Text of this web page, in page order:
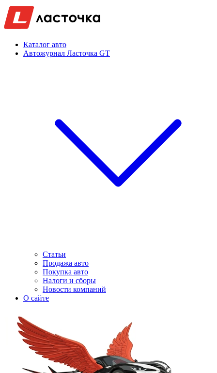
Каталог авто
Автожурнал Ласточка GT
Статьи
Продажа авто
Покупка авто
Налоги и сборы
Новости компаний
О сайте